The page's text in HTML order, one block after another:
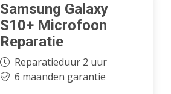
Samsung Galaxy
S10+ Microfoon
Reparatie
Reparatieduur 2 uur
6 maanden garantie